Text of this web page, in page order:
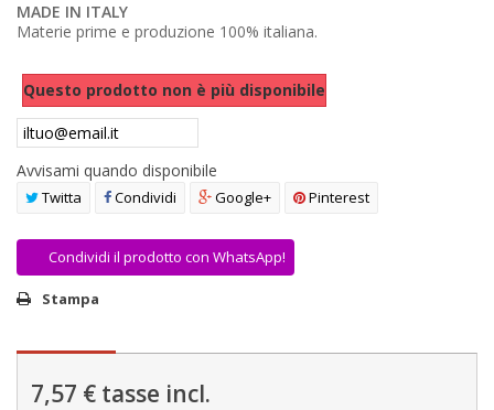
DICONO DI NOI
MADE IN ITALY
Materie prime e produzione 100% italiana.
Questo prodotto non è più disponibile
Avvisami quando disponibile
Twitta Condividi Google+ Pinterest
Condividi il prodotto con WhatsApp!
Stampa
7,57 € tasse incl.